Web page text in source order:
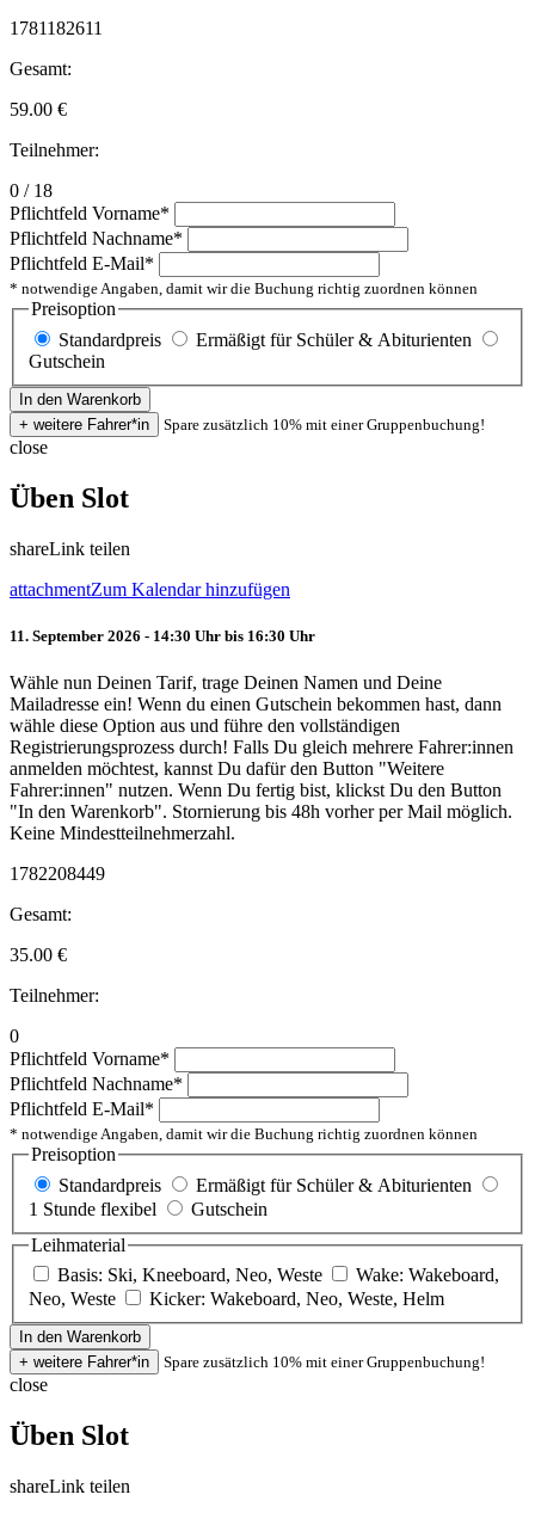
1781182611
Gesamt:
59.00 €
Teilnehmer:
0 / 18
Pflichtfeld Vorname*
Pflichtfeld Nachname*
Pflichtfeld E-Mail*
* notwendige Angaben, damit wir die Buchung richtig zuordnen können
Preisoption
Standardpreis
Ermäßigt für Schüler & Abiturienten
Gutschein
Spare zusätzlich 10% mit einer Gruppenbuchung!
close
Üben Slot
shareLink teilen
attachmentZum Kalendar hinzufügen
11. September 2026 - 14:30 Uhr bis 16:30 Uhr
Wähle nun Deinen Tarif, trage Deinen Namen und Deine
Mailadresse ein! Wenn du einen Gutschein bekommen hast, dann
wähle diese Option aus und führe den vollständigen
Registrierungsprozess durch! Falls Du gleich mehrere Fahrer:innen
anmelden möchtest, kannst Du dafür den Button "Weitere
Fahrer:innen" nutzen. Wenn Du fertig bist, klickst Du den Button
"In den Warenkorb". Stornierung bis 48h vorher per Mail möglich.
Keine Mindestteilnehmerzahl.
1782208449
Gesamt:
35.00 €
Teilnehmer:
0
Pflichtfeld Vorname*
Pflichtfeld Nachname*
Pflichtfeld E-Mail*
* notwendige Angaben, damit wir die Buchung richtig zuordnen können
Preisoption
Standardpreis
Ermäßigt für Schüler & Abiturienten
1 Stunde flexibel
Gutschein
Leihmaterial
Basis: Ski, Kneeboard, Neo, Weste
Wake: Wakeboard,
Neo, Weste
Kicker: Wakeboard, Neo, Weste, Helm
Spare zusätzlich 10% mit einer Gruppenbuchung!
close
Üben Slot
shareLink teilen